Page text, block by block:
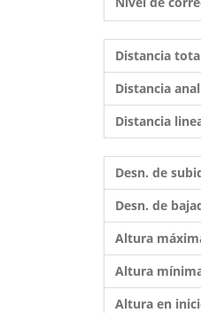
Distancia
Distancia
Distancia
Desn. de
Desn. de
Altura
Altura
Altura en